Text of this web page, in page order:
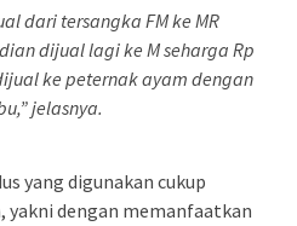
dari tersangka FM ke MR
dijual lagi ke M seharga Rp
ke peternak ayam dengan
jelasnya.
yang digunakan cukup
yakni dengan memanfaatkan